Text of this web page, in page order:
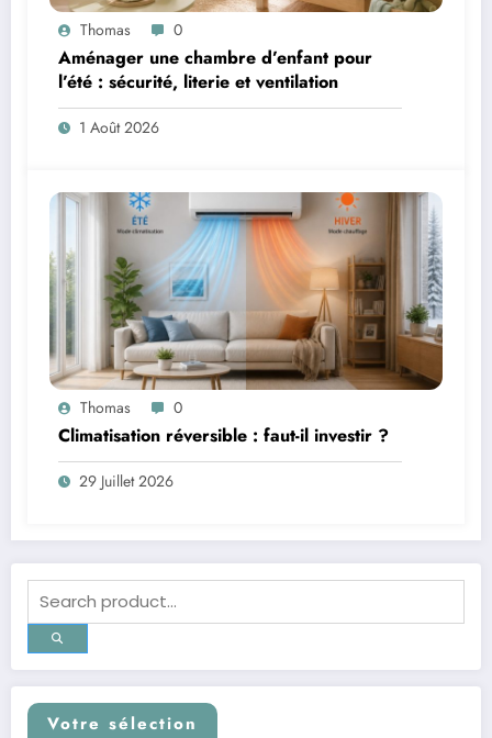
Thomas 0
Aménager une chambre d’enfant pour
l’été : sécurité, literie et ventilation
1 Août 2026
Thomas 0
Climatisation réversible : faut-il investir ?
29 Juillet 2026
Votre sélection